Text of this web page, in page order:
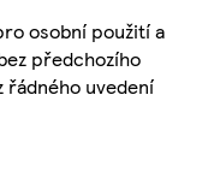
osobní použití a
předchozího
řádného uvedení